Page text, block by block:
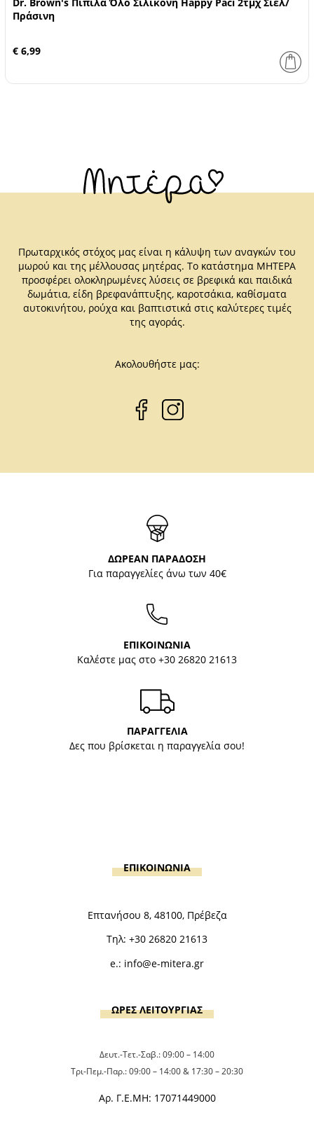
Πράσινη
€ 6,99
Πρωταρχικός στόχος μας είναι η κάλυψη των αναγκών του
μωρού και της μέλλουσας μητέρας. Το κατάστημα ΜΗΤΕΡΑ
προσφέρει ολοκληρωμένες λύσεις σε βρεφικά και παιδικά
δωμάτια, είδη βρεφανάπτυξης, καροτσάκια, καθίσματα
αυτοκινήτου, ρούχα και βαπτιστικά στις καλύτερες τιμές
της αγοράς.
Ακολουθήστε μας:
ΔΩΡΕΑΝ ΠΑΡΑΔΟΣΗ
Για παραγγελίες άνω των 40€
ΕΠΙΚΟΙΝΩΝΙΑ
Καλέστε μας στο +30 26820 21613
ΠΑΡΑΓΓΕΛΙΑ
Δες που βρίσκεται η παραγγελία σου!
ΕΠΙΚΟΙΝΩΝΙΑ
Επτανήσου 8, 48100, Πρέβεζα
Τηλ: +30 26820 21613
e.: info@e-mitera.gr
ΩΡΕΣ ΛΕΙΤΟΥΡΓΙΑΣ
Δευτ.-Τετ.-Σαβ.: 09:00 – 14:00
Τρι-Πεμ.-Παρ.: 09:00 – 14:00 & 17:30 – 20:30
Αρ. Γ.Ε.ΜΗ: 17071449000